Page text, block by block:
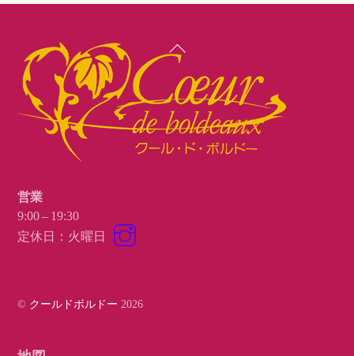
Back
To
Top
営業
9:00 – 19:30
定休日：火曜日
© クールドボルドー 2026